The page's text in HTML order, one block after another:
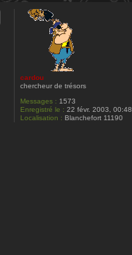
r
s
o
p
h
i
a
i
m
a
cardou
chercheur de trésors
Messages : 1573
Enregistré le : 22 févr. 2003, 00:48
Localisation : Blanchefort 11190